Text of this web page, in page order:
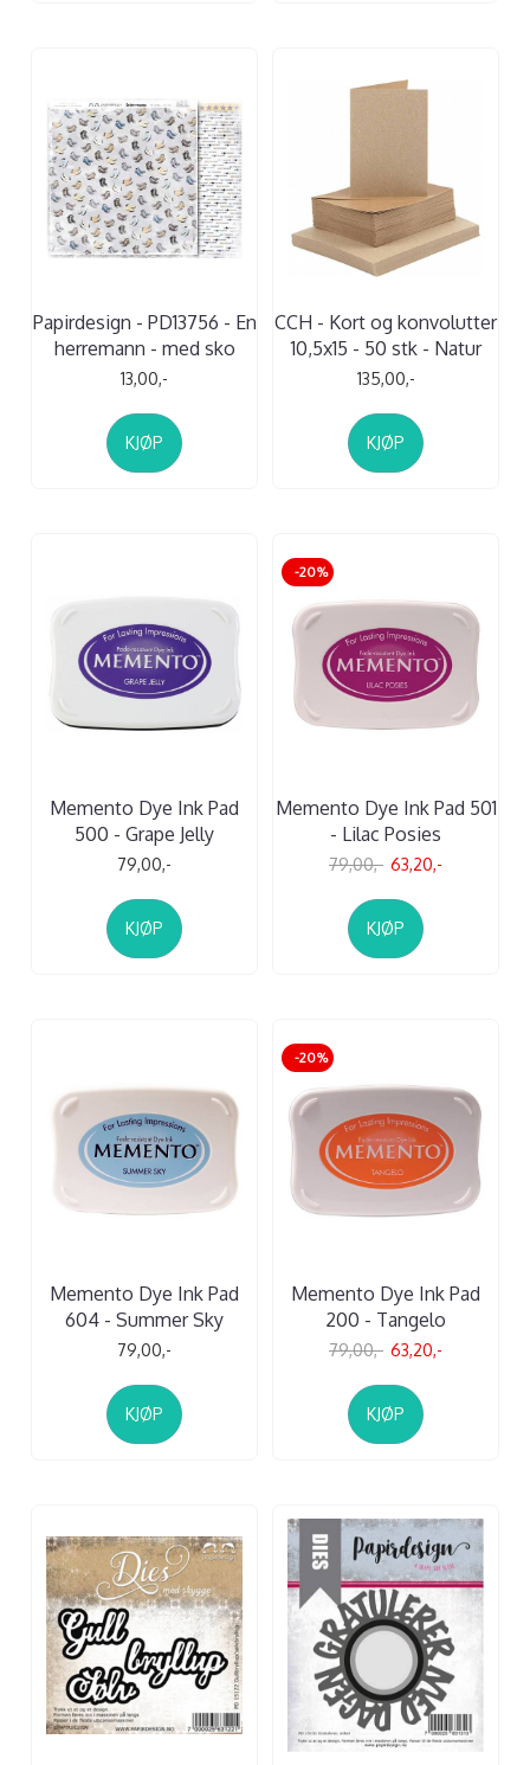
Papirdesign - PD13756 - En
herremann - med sko
13,00,-
KJØP
CCH - Kort og konvolutter
10,5x15 - 50 stk - Natur
135,00,-
KJØP
Memento Dye Ink Pad
500 - Grape Jelly
79,00,-
KJØP
-20%
Memento Dye Ink Pad 501
- Lilac Posies
79,00,- 63,20,-
KJØP
Memento Dye Ink Pad
604 - Summer Sky
79,00,-
KJØP
-20%
Memento Dye Ink Pad
200 - Tangelo
79,00,- 63,20,-
KJØP